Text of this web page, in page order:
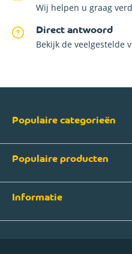
Wij helpen u graag
Direct antwoord
Bekijk de veelgestelde
Populaire categorieën
Populaire producten
Informatie